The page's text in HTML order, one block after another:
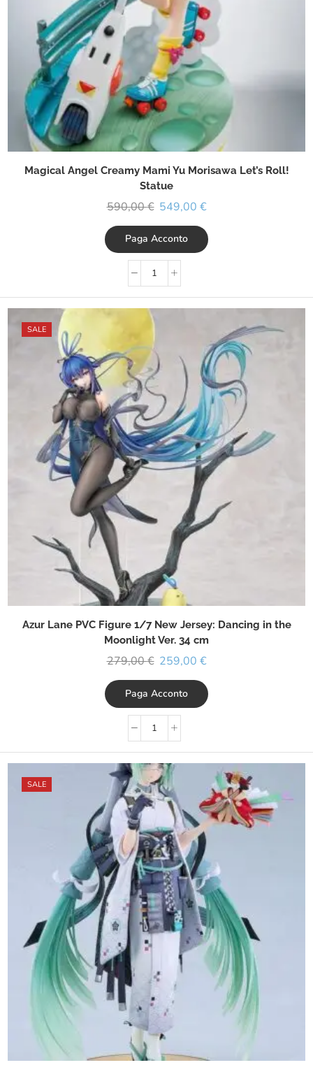
Magical Angel Creamy Mami Yu Morisawa Let’s Roll!
Statue
590,00€ 549,00 €
Paga Acconto
SALE
Azur Lane PVC Figure 1/7 New Jersey: Dancing in the
Moonlight Ver. 34 cm
279,00€ 259,00 €
Paga Acconto
SALE